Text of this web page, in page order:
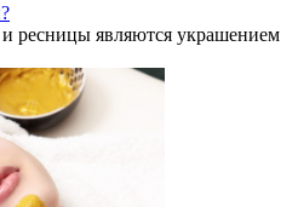
ресницы являются украшением